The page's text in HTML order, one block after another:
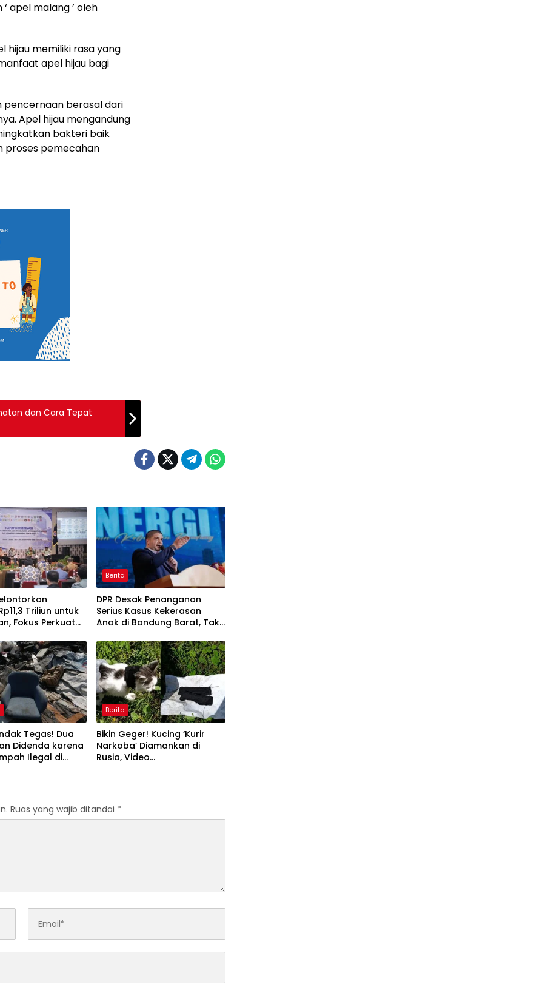
apel malang ’ oleh
hijau memiliki rasa yang
apel hijau bagi
pencernaan berasal dari
Apel hijau mengandung
bakteri baik
proses pemecahan
dan Cara Tepat
Triliun untuk
Fokus Perkuat
Berita
DPR Desak Penanganan
Serius Kasus Kekerasan
Anak di Bandung Barat, Tak
Tegas! Dua
Didenda karena
Ilegal di
Berita
Bikin Geger! Kucing ‘Kurir
Narkoba’ Diamankan di
Rusia, Video
Ruas yang wajib ditandai *